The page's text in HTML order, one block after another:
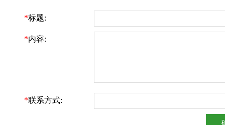
*标题:
*内容:
*联系方式: